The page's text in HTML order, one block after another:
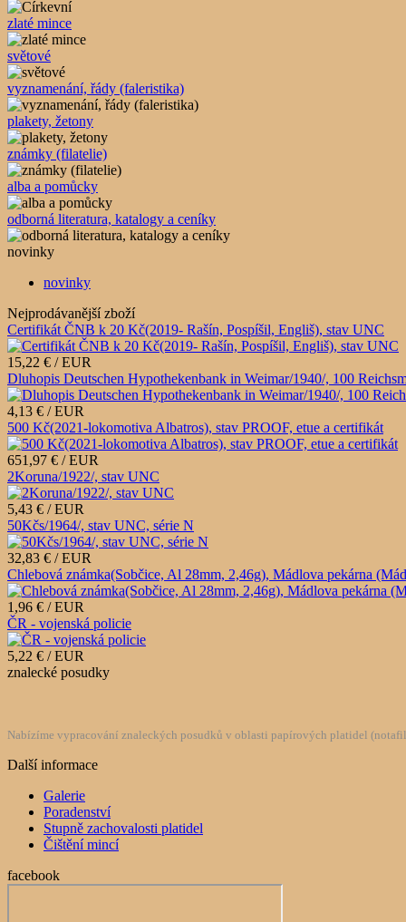
zlaté mince
světové
vyznamenání, řády (faleristika)
plakety, žetony
známky (filatelie)
alba a pomůcky
odborná literatura, katalogy a ceníky
novinky
novinky
Nejprodávanější zboží
Certifikát ČNB k 20 Kč(2019- Rašín, Pospíšil, Engliš), stav UNC
15,22 € / EUR
Dluhopis Deutschen Hypothekenbank in Weimar/1940/, 100
4,13 € / EUR
500 Kč(2021-lokomotiva Albatros), stav PROOF, etue a certifikát
651,97 € / EUR
2Koruna/1922/, stav UNC
5,43 € / EUR
50Kčs/1964/, stav UNC, série N
32,83 € / EUR
Chlebová známka(Sobčice, Al 28mm, 2,46g), Mádlova pekárna
1,96 € / EUR
ČR - vojenská policie
5,22 € / EUR
znalecké posudky
Nabízíme vypracování znaleckých posudků v oblasti papírových platidel
Další informace
Galerie
Poradenství
Stupně zachovalosti platidel
Čištění mincí
facebook